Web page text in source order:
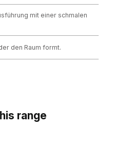
mit einer schmalen
den Raum formt.
range